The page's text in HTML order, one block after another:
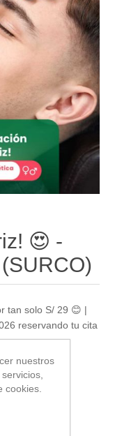
😍 -
tan solo S/ 29 😊 |
reservando tu cita
producto
nuestros
cookies.